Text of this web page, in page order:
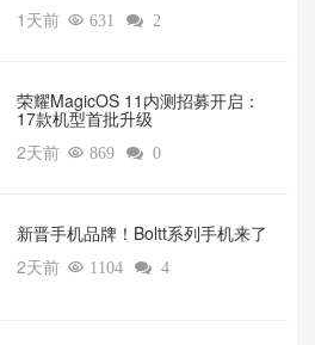
1天前  631  2
荣耀MagicOS 11内测招募开启：
17款机型首批升级
2天前  869  0
新晋手机品牌！Boltt系列手机来了
2天前  1104  4